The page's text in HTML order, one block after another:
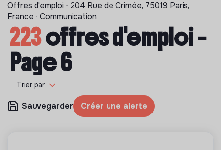
Offres d'emploi ⋅ 204 Rue de Crimée, 75019 Paris,
France ⋅ Communication
223offres d'emploi -
Page 6
Trier par
Sauvegarder Créer une alerte